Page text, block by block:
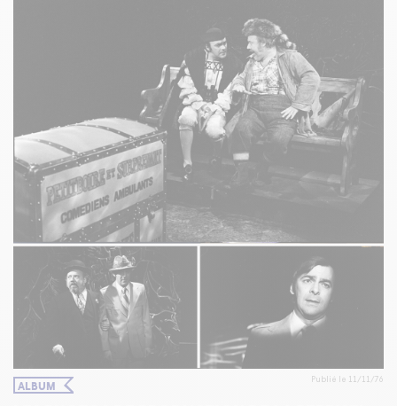
ALBUM Publié le 11/11/76